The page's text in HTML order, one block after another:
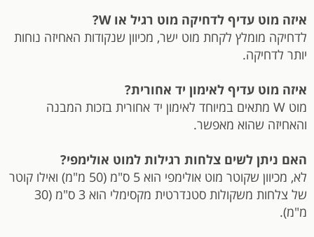
איזה מוט עדיף לדחיקה מוט רגיל או W?
לדחיקה מומלץ לקחת מוט ישר, מכיוון שנקודות האחיזה נוחות
יותר לדחיקה.
איזה מוט עדיף לאימון יד אחורית?
מוט W מתאים במיוחד לאימון יד אחורית בזכות המבנה
והאחיזה שהוא מאפשר.
האם ניתן לשים צלחות רגילות למוט אולימפי?
לא, מכיוון שקוטר מוט אולימפי הוא 5 ס"מ (50 מ"מ) ואילו קוטר
של צלחות משקולות סטנדרטית מקסימלי הוא 3 ס"מ (30
מ"מ).